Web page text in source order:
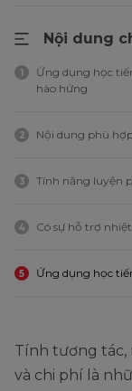
Nội dung
1
Ứng dụng học
hào hứng
2 Nội dung phù
3 Tính năng luyện
4 Có sự hỗ trợ
5 Ứng dụng học
Tính tương tác,
và chi phí là